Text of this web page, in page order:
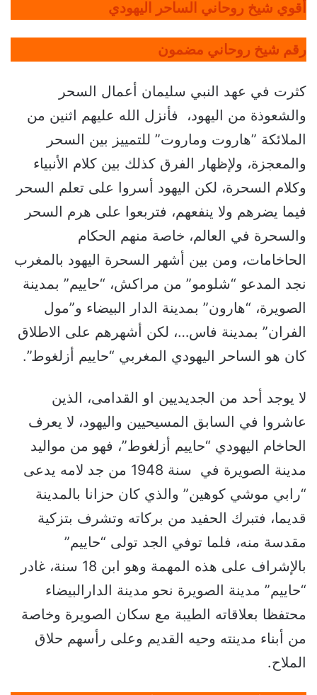
أقوي شيخ روحاني الساحر اليهودي
رقم شيخ روحاني مضمون
كثرت في عهد النبي سليمان أعمال السحر
والشعوذة من اليهود، فأنزل الله عليهم اثنين من
الملائكة ”هاروت وماروت” للتمييز بين السحر
والمعجزة، ولإظهار الفرق كذلك بين كلام الأنبياء
وكلام السحرة، لكن اليهود أسروا على تعلم السحر
فيما يضرهم ولا ينفعهم، فتربعوا على هرم السحر
والسحرة في العالم، خاصة منهم الحكام
الحاخامات، ومن بين أشهر السحرة اليهود بالمغرب
نجد المدعو “شلومو” من مراكش، “حاييم” بمدينة
الصويرة، “هارون” بمدينة الدار البيضاء و”مول
الفران” بمدينة فاس…، لكن أشهرهم على الاطلاق
كان هو الساحر اليهودي المغربي “حاييم أزلغوط”.
لا يوجد أحد من الجديديين او القدامى، الذين
عاشروا في السابق المسيحيين واليهود، لا يعرف
الحاخام اليهودي “حاييم أزلغوط”، فهو من مواليد
مدينة الصويرة في سنة 1948 من جد لامه يدعى
“رابي موشي كوهين” والذي كان حزانا بالمدينة
قديما، فتبرك الحفيد من بركاته وتشرف بتزكية
مقدسة منه، فلما توفي الجد تولى “حاييم”
بالإشراف على هذه المهمة وهو ابن 18 سنة، غادر
“حاييم” مدينة الصويرة نحو مدينة الدارالبيضاء
محتفظا بعلاقاته الطيبة مع سكان الصويرة وخاصة
من أبناء مدينته وحيه القديم وعلى رأسهم حلاق
الملاح.